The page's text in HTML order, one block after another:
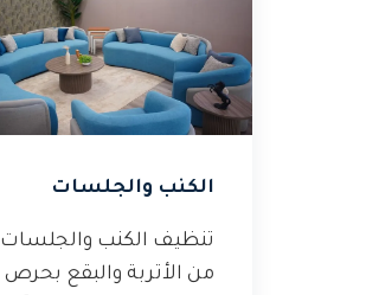
الكنب والجلسات
تنظيف الكنب والجلسات
من الأتربة والبقع بحرص